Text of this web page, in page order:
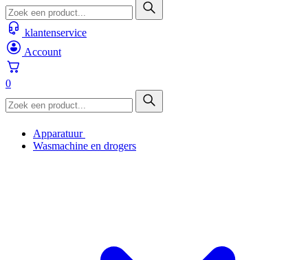
klantenservice
Account
0
Apparatuur
Wasmachine en drogers